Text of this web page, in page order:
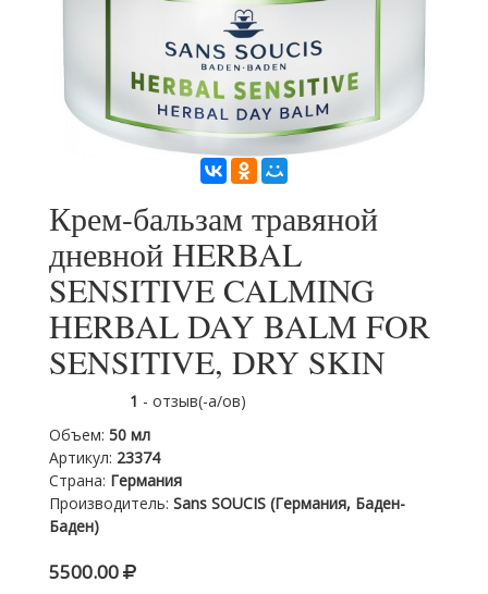
Крем-бальзам травяной
дневной HERBAL
SENSITIVE CALMING
HERBAL DAY BALM FOR
SENSITIVE, DRY SKIN
1 - отзыв(-а/ов)
Объем: 50 мл
Артикул: 23374
Страна: Германия
Производитель: Sans SOUCIS (Германия, Баден-
Баден)
5500.00